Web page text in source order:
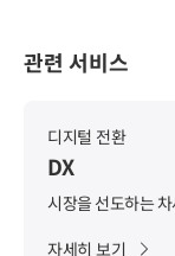
관련 서비스
디지털 전환
DX
시장을 선도하는
자세히 보기